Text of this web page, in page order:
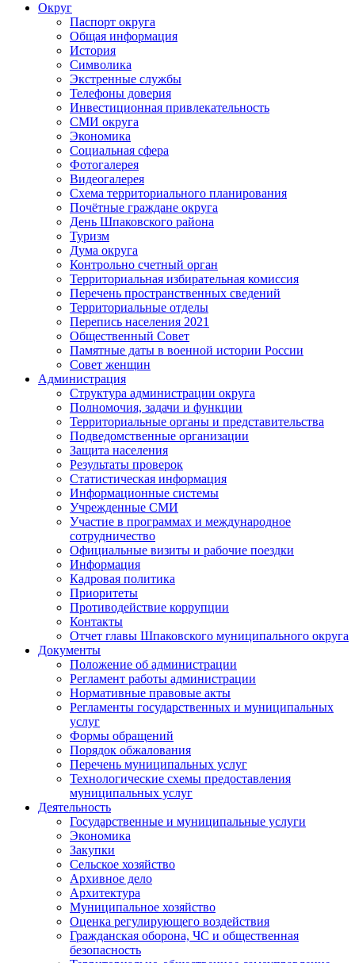
Округ
Паспорт округа
Общая информация
История
Символика
Экстренные службы
Телефоны доверия
Инвестиционная привлекательность
СМИ округа
Экономика
Социальная сфера
Фотогалерея
Видеогалерея
Схема территориального планирования
Почётные граждане округа
День Шпаковского района
Туризм
Дума округа
Контрольно счетный орган
Территориальная избирательная комиссия
Перечень пространственных сведений
Территориальные отделы
Перепись населения 2021
Общественный Совет
Памятные даты в военной истории России
Совет женщин
Администрация
Структура администрации округа
Полномочия, задачи и функции
Территориальные органы и представительства
Подведомственные организации
Защита населения
Результаты проверок
Статистическая информация
Информационные системы
Учрежденные СМИ
Участие в программах и международное
сотрудничество
Официальные визиты и рабочие поездки
Информация
Кадровая политика
Приоритеты
Противодействие коррупции
Контакты
Отчет главы Шпаковского муниципального округа
Документы
Положение об администрации
Регламент работы администрации
Нормативные правовые акты
Регламенты государственных и муниципальных
услуг
Формы обращений
Порядок обжалования
Перечень муниципальных услуг
Технологические схемы предоставления
муниципальных услуг
Деятельность
Государственные и муниципальные услуги
Экономика
Закупки
Сельское хозяйство
Архивное дело
Архитектура
Муниципальное хозяйство
Оценка регулирующего воздействия
Гражданская оборона, ЧС и общественная
безопасность